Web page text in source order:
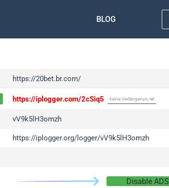
BLOG
https://20bet.br.com/
https://iplogger.com/2cSiq5
vV9k5lH3omzh
https://iplogger.org/logger/vV9k5lH3omzh
Disable ADS